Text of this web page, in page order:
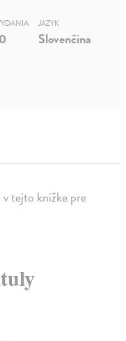
tejto knižke pre
JAZYK
Slovenčina